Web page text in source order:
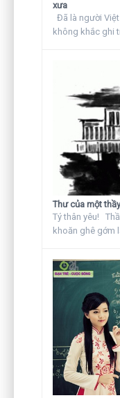
xưa
Đã là người
không khắc ghi
Thư của một
Tý thân yêu!
khoăn ghê gớm